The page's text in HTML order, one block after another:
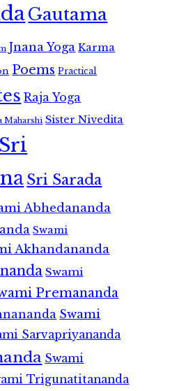
Gautama
Jnana Yoga Karma
Poems Practical
Raja Yoga
Maharshi Sister Nivedita
Sri
Sri Sarada
Abhedananda
Swami
Akhandananda
Swami
Premananda
Swami
Sarvapriyananda
Swami
Trigunatitananda